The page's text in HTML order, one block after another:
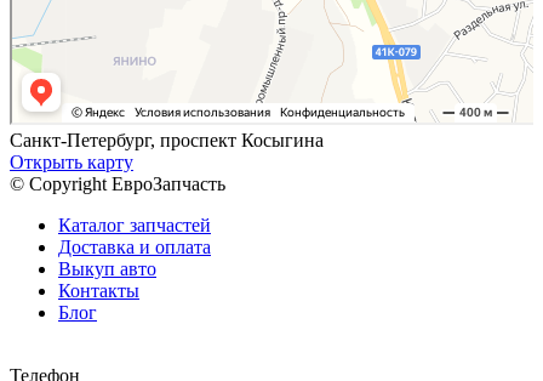
Санкт-Петербург, проспект Косыгина
Открыть карту
© Copyright ЕвроЗапчасть
Каталог запчастей
Доставка и оплата
Выкуп авто
Контакты
Блог
Телефон